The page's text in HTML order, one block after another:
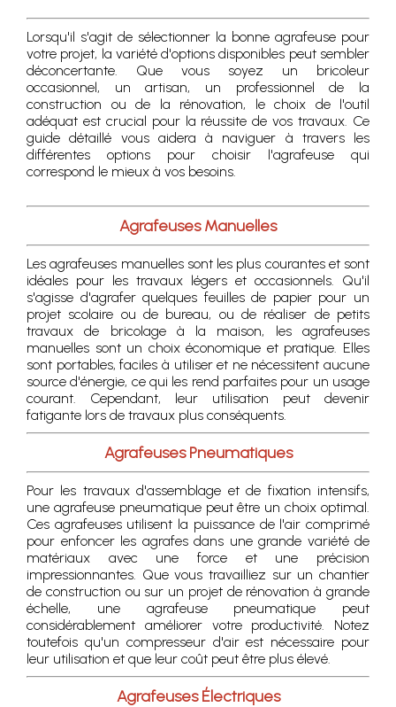
Lorsqu'il s'agit de sélectionner la bonne agrafeuse pour
votre projet, la variété d'options disponibles peut sembler
déconcertante. Que vous soyez un bricoleur
occasionnel, un artisan, un professionnel de la
construction ou de la rénovation, le choix de l'outil
adéquat est crucial pour la réussite de vos travaux. Ce
guide détaillé vous aidera à naviguer à travers les
différentes options pour choisir l'agrafeuse qui
correspond le mieux à vos besoins.
Agrafeuses Manuelles
Les agrafeuses manuelles sont les plus courantes et sont
idéales pour les travaux légers et occasionnels. Qu'il
s'agisse d'agrafer quelques feuilles de papier pour un
projet scolaire ou de bureau, ou de réaliser de petits
travaux de bricolage à la maison, les agrafeuses
manuelles sont un choix économique et pratique. Elles
sont portables, faciles à utiliser et ne nécessitent aucune
source d'énergie, ce qui les rend parfaites pour un usage
courant. Cependant, leur utilisation peut devenir
fatigante lors de travaux plus conséquents.
Agrafeuses Pneumatiques
Pour les travaux d'assemblage et de fixation intensifs,
une agrafeuse pneumatique peut être un choix optimal.
Ces agrafeuses utilisent la puissance de l'air comprimé
pour enfoncer les agrafes dans une grande variété de
matériaux avec une force et une précision
impressionnantes. Que vous travailliez sur un chantier
de construction ou sur un projet de rénovation à grande
échelle, une agrafeuse pneumatique peut
considérablement améliorer votre productivité. Notez
toutefois qu'un compresseur d'air est nécessaire pour
leur utilisation et que leur coût peut être plus élevé.
Agrafeuses Électriques